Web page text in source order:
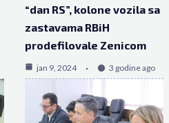
“dan RS”, kolone vozila sa
zastavama RBiH
prodefilovale Zenicom
jan 9, 2024 3 godine ago